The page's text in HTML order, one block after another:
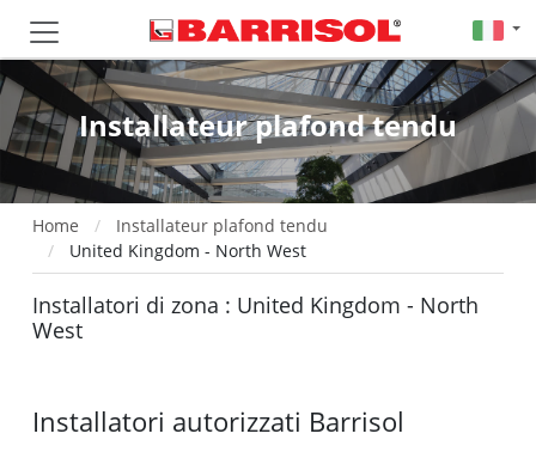
Installateur plafond tendu
Home
Installateur plafond tendu
United Kingdom - North West
Installatori di zona : United Kingdom - North
West
Installatori autorizzati Barrisol